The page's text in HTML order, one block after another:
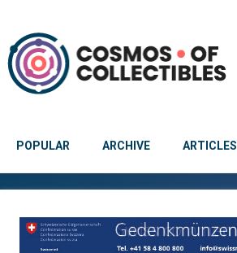
POPULAR ARCHIVE ARTICLES